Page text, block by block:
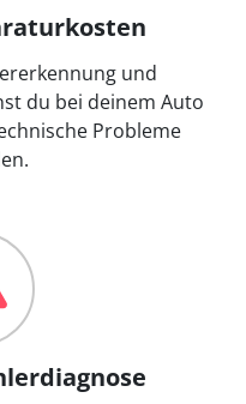
und
du bei deinem Auto
Probleme